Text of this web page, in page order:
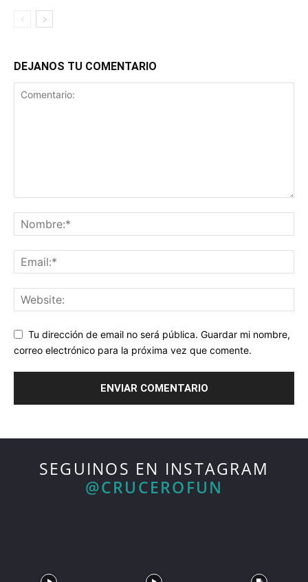
DEJANOS TU COMENTARIO
Tu dirección de email no será pública. Guardar mi nombre,
correo electrónico para la próxima vez que comente.
SEGUINOS EN INSTAGRAM
@CRUCEROFUN